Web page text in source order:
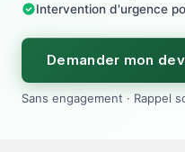
Intervention d'urgence
Demander mon
Sans engagement · Rappel